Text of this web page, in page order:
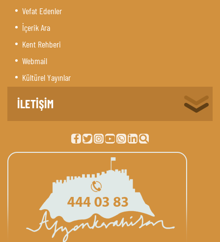
Vefat Edenler
İçerik Ara
Kent Rehberi
Webmail
Kültürel Yayınlar
İLETİŞİM